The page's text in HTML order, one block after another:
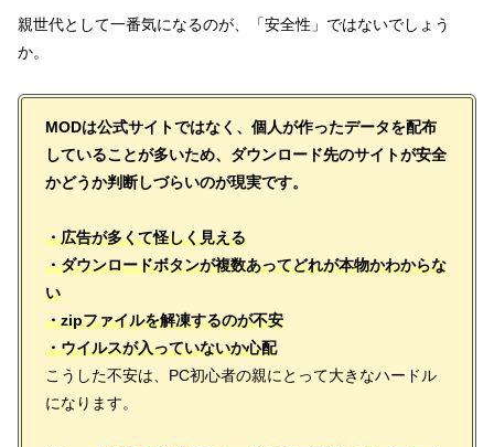
親世代として一番気になるのが、「安全性」ではないでしょう
か。
MODは公式サイトではなく、個人が作ったデータを配布
していることが多いため、ダウンロード先のサイトが安全
かどうか判断しづらいのが現実です。
・広告が多くて怪しく見える
・ダウンロードボタンが複数あってどれが本物かわからな
い
・zipファイルを解凍するのが不安
・ウイルスが入っていないか心配
こうした不安は、PC初心者の親にとって大きなハードル
になります。